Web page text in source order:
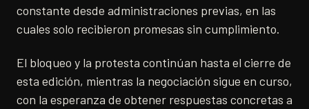
constante desde administraciones previas, en las
cuales solo recibieron promesas sin cumplimiento.
El bloqueo y la protesta continúan hasta el cierre de
esta edición, mientras la negociación sigue en curso,
con la esperanza de obtener respuestas concretas a